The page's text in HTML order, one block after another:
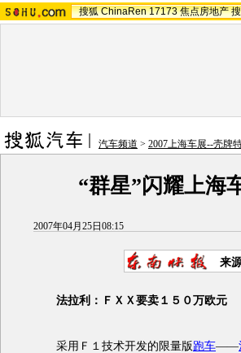
搜狐 ChinaRen 17173 焦点房地产
汽车频道 > 2007上海车展--壳牌
“群星”闪耀上海
2007年04月25日08:15
来
法拉利：ＦＸＸ要卖１５０万欧元
采用Ｆ１技术开发的限量版 跑车——